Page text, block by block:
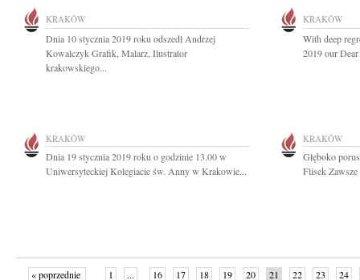
KRAKÓW
Dnia 10 stycznia 2019 roku odszedł Andrzej
Kowalczyk Grafik, Malarz, Ilustrator
krakowskiego...
KRAKÓW
With deep
2019 our
KRAKÓW
Dnia 19 stycznia 2019 roku o godzinie 13.00 w
Uniwersyteckiej Kolegiacie św. Anny w Krakowie...
KRAKÓW
Głęboko
Flisek
« poprzednie 1 ... 16 17 18 19 20 21 22 23 24